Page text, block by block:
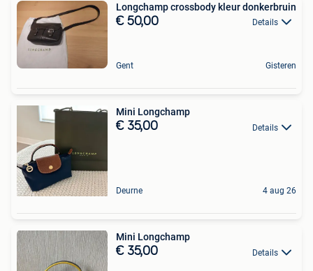
Longchamp crossbody kleur donkerbruin
€ 50,00 Details
Gent Gisteren
Mini Longchamp
€ 35,00 Details
Deurne 4 aug 26
Mini Longchamp
€ 35,00 Details